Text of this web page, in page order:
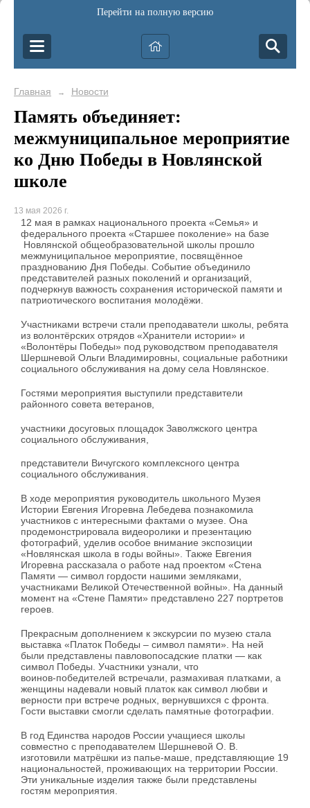
Перейти на полную версию
Главная → Новости
Память объединяет:
межмуниципальное мероприятие
ко Дню Победы в Новлянской
школе
13 мая 2026 г.
12 мая в рамках национального проекта «Семья» и
федерального проекта «Старшее поколение» на базе
Новлянской общеобразовательной школы прошло
межмуниципальное мероприятие, посвящённое
празднованию Дня Победы. Событие объединило
представителей разных поколений и организаций,
подчеркнув важность сохранения исторической памяти и
патриотического воспитания молодёжи.
Участниками встречи стали преподаватели школы, ребята
из волонтёрских отрядов «Хранители истории» и
«Волонтёры Победы» под руководством преподавателя
Шершневой Ольги Владимировны, социальные работники
социального обслуживания на дому села Новлянское.
Гостями мероприятия выступили представители
районного совета ветеранов,
участники досуговых площадок Заволжского центра
социального обслуживания,
представители Вичугского комплексного центра
социального обслуживания.
В ходе мероприятия руководитель школьного Музея
Истории Евгения Игоревна Лебедева познакомила
участников с интересными фактами о музее. Она
продемонстрировала видеоролики и презентацию
фотографий, уделив особое внимание экспозиции
«Новлянская школа в годы войны». Также Евгения
Игоревна рассказала о работе над проектом «Стена
Памяти — символ гордости нашими земляками,
участниками Великой Отечественной войны». На данный
момент на «Стене Памяти» представлено 227 портретов
героев.
Прекрасным дополнением к экскурсии по музею стала
выставка «Платок Победы – символ памяти». На ней
были представлены павловопосадские платки — как
символ Победы. Участники узнали, что
воинов‑победителей встречали, размахивая платками, а
женщины надевали новый платок как символ любви и
верности при встрече родных, вернувшихся с фронта.
Гости выставки смогли сделать памятные фотографии.
В год Единства народов России учащиеся школы
совместно с преподавателем Шершневой О. В.
изготовили матрёшки из папье‑маше, представляющие 19
национальностей, проживающих на территории России.
Эти уникальные изделия также были представлены
гостям мероприятия.